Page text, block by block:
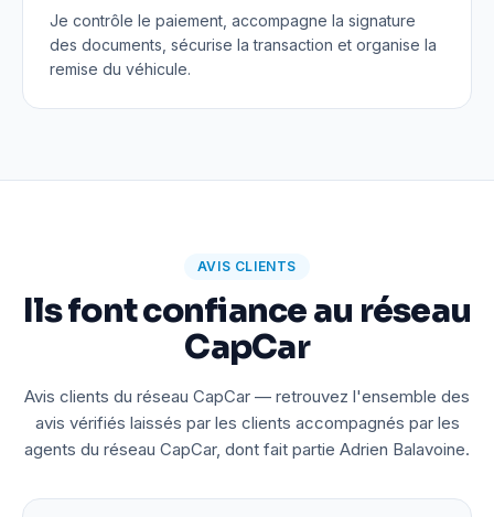
Je contrôle le paiement, accompagne la signature
des documents, sécurise la transaction et organise la
remise du véhicule.
AVIS CLIENTS
Ils font confiance au réseau
CapCar
Avis clients du réseau CapCar — retrouvez l'ensemble des
avis vérifiés laissés par les clients accompagnés par les
agents du réseau CapCar, dont fait partie Adrien Balavoine.